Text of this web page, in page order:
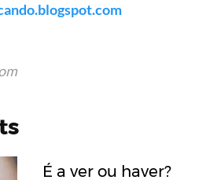
É a ver ou haver?